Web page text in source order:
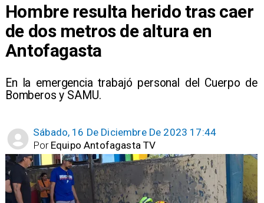
Hombre resulta herido tras caer
de dos metros de altura en
Antofagasta
En la emergencia trabajó personal del Cuerpo de
Bomberos y SAMU.
Sábado, 16 De Diciembre De 2023 17:44
Equipo Antofagasta TV
Por